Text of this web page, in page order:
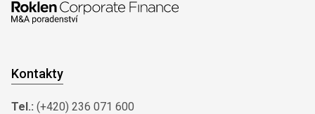
Kontakty
Tel.: (+420) 236 071 600